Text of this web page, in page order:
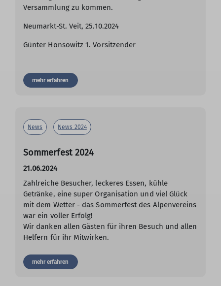
Versammlung zu kommen.
Neumarkt-St. Veit, 25.10.2024
Günter Honsowitz 1. Vorsitzender
mehr erfahren
News News 2024
Sommerfest 2024
21.06.2024
Zahlreiche Besucher, leckeres Essen, kühle
Getränke, eine super Organisation und viel Glück
mit dem Wetter - das Sommerfest des Alpenvereins
war ein voller Erfolg!
Wir danken allen Gästen für ihren Besuch und allen
Helfern für ihr Mitwirken.
mehr erfahren